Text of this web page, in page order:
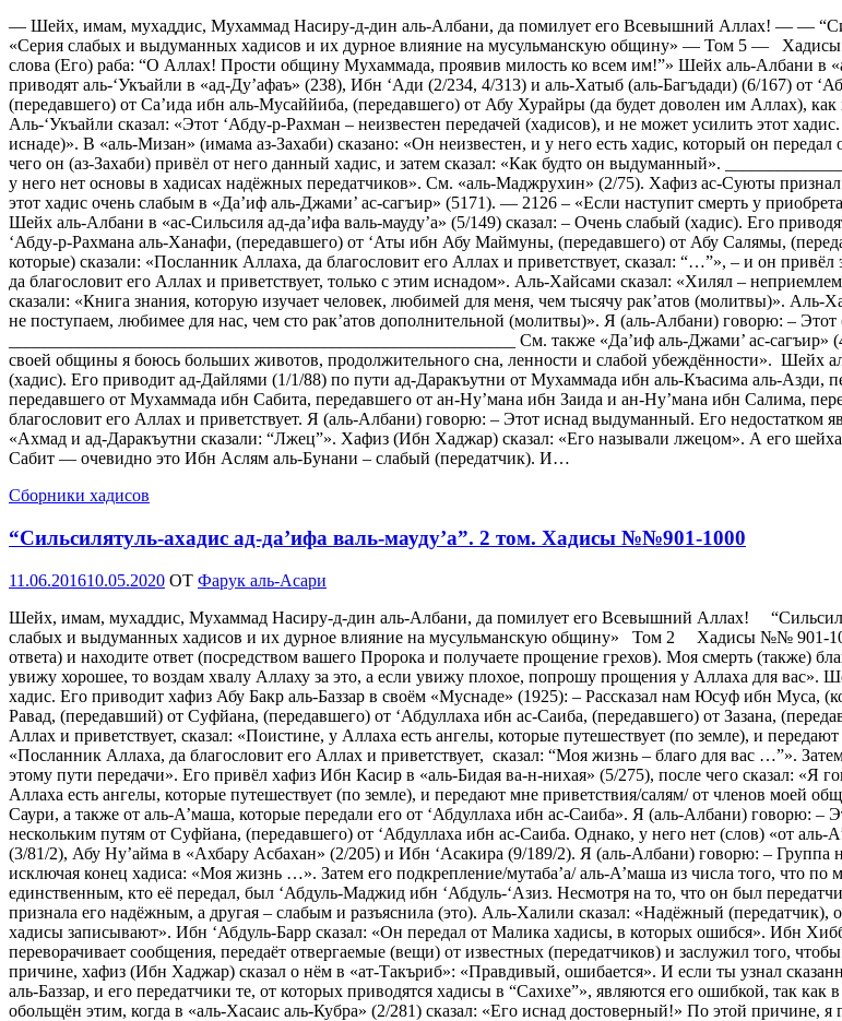
— Шейх, имам, мухаддис, Мухаммад Насиру-д-дин аль-Албани, да помилует его Всевышний Аллах! — —
«Серия слабых и выдуманных хадисов и их дурное влияние на мусульманскую общину» — Том 5 —
слова (Его) раба: “О Аллах! Прости общину Мухаммада, проявив милость ко всем им!”» Шейх аль-Албани в
приводят аль-‘Укъайли в «ад-Ду’афаъ» (238), Ибн ‘Ади (2/234, 4/313) и аль-Хатыб (аль-Багъдади) (6/167) от
(передавшего) от Са’ида ибн аль-Мусаййиба, (передавшего) от Абу Хурайры (да будет доволен им Аллах),
Аль-‘Укъайли сказал: «Этот ‘Абду-р-Рахман – неизвестен передачей (хадисов), и не может усилить этот
иснаде)». В «аль-Мизан» (имама аз-Захаби) сказано: «Он неизвестен, и у него есть хадис, который он
чего он (аз-Захаби) привёл от него данный хадис, и затем сказал: «Как будто он выдуманный».
у него нет основы в хадисах надёжных передатчиков». См. «аль-Маджрухин» (2/75). Хафиз ас-Суюты
этот хадис очень слабым в «Да’иф аль-Джами’ ас-сагъир» (5171). — 2126 – «Если наступит смерть у
Шейх аль-Албани в «ас-Сильсиля ад-да’ифа валь-мауду’а» (5/149) сказал: – Очень слабый (хадис). Его
‘Абду-р-Рахмана аль-Ханафи, (передавшего) от ‘Аты ибн Абу Маймуны, (передавшего) от Абу Салямы,
которые) сказали: «Посланник Аллаха, да благословит его Аллах и приветствует, сказал: “…”», – и он
да благословит его Аллах и приветствует, только с этим иснадом». Аль-Хайсами сказал: «Хилял –
сказали: «Книга знания, которую изучает человек, любимей для меня, чем тысячу рак’атов (молитвы)».
не поступаем, любимее для нас, чем сто рак’атов дополнительной (молитвы)». Я (аль-Албани) говорю: –
__________________________________________________________ См. также «Да’иф аль-Джами’ ас-
своей общины я боюсь больших животов, продолжительного сна, ленности и слабой убеждённости». Шейх
(хадис). Его приводит ад-Дайлями (1/1/88) по пути ад-Даракъутни от Мухаммада ибн аль-Къасима аль-
передавшего от Мухаммада ибн Сабита, передавшего от ан-Ну’мана ибн Заида и ан-Ну’мана ибн Салима,
благословит его Аллах и приветствует. Я (аль-Албани) говорю: – Этот иснад выдуманный. Его недостатком
«Ахмад и ад-Даракъутни сказали: “Лжец”». Хафиз (Ибн Хаджар) сказал: «Его называли лжецом». А его
Сабит — очевидно это Ибн Аслям аль-Бунани – слабый (передатчик). И…
Сборники хадисов
“Сильсилятуль-ахадис ад-да’ифа валь-мауду’а”. 2 том. Хадисы №№901-1000
Опубликовано
11.06.201610.05.2020 OT Фарук аль-Асари
Шейх, имам, мухаддис, Мухаммад Насиру-д-дин аль-Албани, да помилует его Всевышний Аллах!
слабых и выдуманных хадисов и их дурное влияние на мусульманскую общину» Том 2 Хадисы №№ 901-
ответа) и находите ответ (посредством вашего Пророка и получаете прощение грехов). Моя смерть (также)
увижу хорошее, то воздам хвалу Аллаху за это, а если увижу плохое, попрошу прощения у Аллаха для вас».
хадис. Его приводит хафиз Абу Бакр аль-Баззар в своём «Муснаде» (1925): – Рассказал нам Юсуф ибн Муса,
Равад, (передавший) от Суфйана, (передавшего) от ‘Абдуллаха ибн ас-Саиба, (передавшего) от Зазана,
Аллах и приветствует, сказал: «Поистине, у Аллаха есть ангелы, которые путешествует (по земле), и
«Посланник Аллаха, да благословит его Аллах и приветствует, сказал: “Моя жизнь – благо для вас …”».
этому пути передачи». Его привёл хафиз Ибн Касир в «аль-Бидая ва-н-нихая» (5/275), после чего сказал: «Я
Аллаха есть ангелы, которые путешествует (по земле), и передают мне приветствия/салям/ от членов моей
Саури, а также от аль-А’маша, которые передали его от ‘Абдуллаха ибн ас-Саиба». Я (аль-Албани) говорю: –
нескольким путям от Суфйана, (передавшего) от ‘Абдуллаха ибн ас-Саиба. Однако, у него нет (слов) «от
(3/81/2), Абу Ну’айма в «Ахбару Асбахан» (2/205) и Ибн ‘Асакира (9/189/2). Я (аль-Албани) говорю: – Группа
исключая конец хадиса: «Моя жизнь …». Затем его подкрепление/мутаба’а/ аль-А’маша из числа того, что по
единственным, кто её передал, был ‘Абдуль-Маджид ибн ‘Абдуль-‘Азиз. Несмотря на то, что он был
признала его надёжным, а другая – слабым и разъяснила (это). Аль-Халили сказал: «Надёжный
хадисы записывают». Ибн ‘Абдуль-Барр сказал: «Он передал от Малика хадисы, в которых ошибся». Ибн
переворачивает сообщения, передаёт отвергаемые (вещи) от известных (передатчиков) и заслужил того,
причине, хафиз (Ибн Хаджар) сказал о нём в «ат-Такъриб»: «Правдивый, ошибается». И если ты узнал
аль-Баззар, и его передатчики те, от которых приводятся хадисы в “Сахихе”», являются его ошибкой, так
обольщён этим, когда в «аль-Хасаис аль-Кубра» (2/281) сказал: «Его иснад достоверный!» По этой причине,